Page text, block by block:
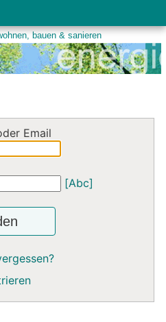
Email
[Abc]